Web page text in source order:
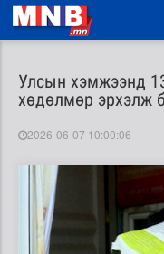
Улсын хэмжээнд
хөдөлмөр эрхэлж
2026-06-07 10:00:06